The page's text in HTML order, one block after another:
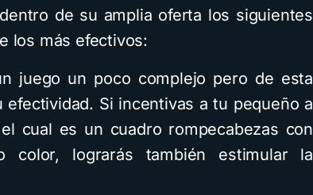
de su amplia oferta los siguientes
los más efectivos:
juego un poco complejo pero de esta
efectividad. Si incentivas a tu pequeño a
cual es un cuadro rompecabezas con
color, lograrás también estimular la